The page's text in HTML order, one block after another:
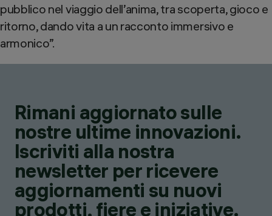
pubblico nel viaggio dell’anima, tra scoperta, gioco e
ritorno, dando vita a un racconto immersivo e
armonico”.​
Rimani aggiornato sulle
nostre ultime innovazioni.
Iscriviti alla nostra
newsletter per ricevere
aggiornamenti su nuovi
prodotti, fiere e iniziative.